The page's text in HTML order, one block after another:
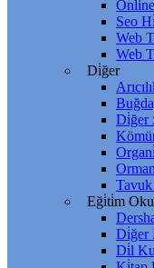
Seo
Web
Web
Di̇ğer
Di̇ğer
Eği̇ti̇m
Di̇ğer
Di̇l